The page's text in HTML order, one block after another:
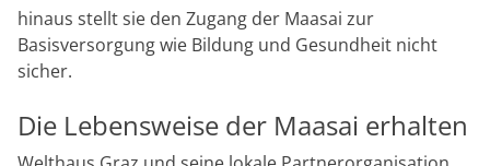
hinaus stellt sie den Zugang der Maasai zur
Basisversorgung wie Bildung und Gesundheit nicht
sicher.
Die Lebensweise der Maasai erhalten